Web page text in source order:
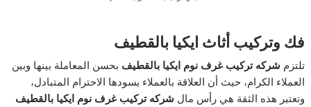
فك وتركيب أثاث ايكيا بالقطيف
تلتزم شركه تركيب غرف نوم ايكيا بالقطيف بحسن المعاملة بينها وبين
العملاء الكرام، حيث أن العلاقة بالعملاء يسودها الاحترام المتبادل،
وتعتبر هذه الثقة هي رأس مال شركه تركيب غرف نوم ايكيا بالقطيف